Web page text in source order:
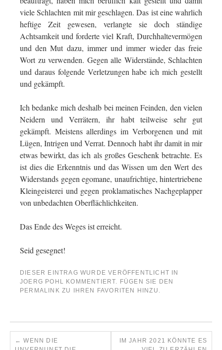
viele Schlachten mit mir geschlagen. Das ist eine wahrlich
heftige Zeit gewesen, verlangte sie doch ständige
Achtsamkeit und forderte viel Kraft, Durchhaltevermögen
und den Mut dazu, immer und immer wieder das freie
Wort zu verwenden. Gegen alle Widerstände, Schlachten
und daraus folgende Verletzungen habe ich mich gestellt
und gekämpft.
Ich bedanke mich deshalb bei meinen Feinden, den vielen
Neidern und Verrätern, ihr habt teilweise sehr gut
gekämpft. Meistens allerdings im Verborgenen und mit
Lügen, Intrigen und Verrat. Dennoch habt ihr damit in mir
etwas bewirkt, das ich als großes Geschenk betrachte. Es
ist dies die Erkenntnis und das Wissen um den Wert des
Widerstands gegen egomane, unaufrichtige, hintertriebene
Kleingeisterei und gegen proklamatisches Nachgeplapper
von unbedachten Oberflächlichkeiten.
Das Ende des Weges ist erreicht.
Seid gesegnet!
DIESER EINTRAG WURDE VERÖFFENTLICHT IN
JOERG POHL KOMMENTIERT. FÜGEN SIE DEN
PERMALINK ZU IHREN FAVORITEN HINZU.
← WENN DIE
IM JAHR 2021 KÖNNTE ES